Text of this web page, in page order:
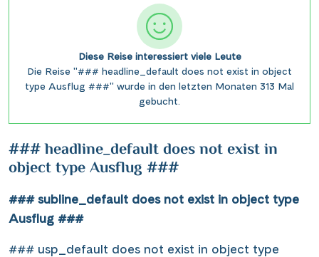
### headline_default does not exist in
object type Ausflug ###
### subline_default does not exist in object type
Ausflug ###
### usp_default does not exist in object type
Diese Reise interessiert viele Leute
Die Reise "### headline_default does not exist in object
type Ausflug ###" wurde in den letzten Monaten 313 Mal
gebucht.